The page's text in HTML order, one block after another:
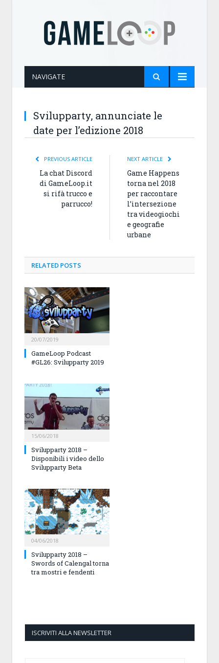
NAVIGATE
Svilupparty, annunciate le
date per l’edizione 2018
PREVIOUS ARTICLE
La chat Discord
di GameLoop.it
si rifà trucco e
parrucco!
NEXT ARTICLE
Game Happens
torna nel 2018
per raccontare
l’intersezione
tra videogiochi
e geografie
urbane
RELATED POSTS
20/07/2019
GameLoop Podcast
#GL26: Svilupparty 2019
15/06/2018
Svilupparty 2018 –
Disponibili i video dello
Svilupparty Beta
04/06/2018
Svilupparty 2018 –
Swords of Calengal torna
tra mostri e fendenti
ISCRIVITI ALLA NEWSLETTER